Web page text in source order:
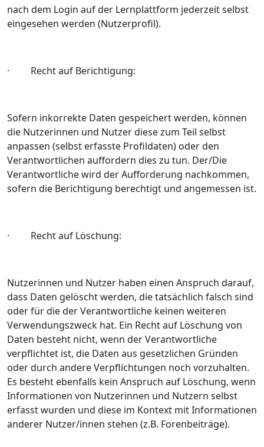
nach dem Login auf der Lernplattform jederzeit selbst
eingesehen werden (Nutzerprofil).
· Recht auf Berichtigung:
Sofern inkorrekte Daten gespeichert werden, können
die Nutzerinnen und Nutzer diese zum Teil selbst
anpassen (selbst erfasste Profildaten) oder den
Verantwortlichen auffordern dies zu tun. Der/Die
Verantwortliche wird der Aufforderung nachkommen,
sofern die Berichtigung berechtigt und angemessen ist.
· Recht auf Löschung:
Nutzerinnen und Nutzer haben einen Anspruch darauf,
dass Daten gelöscht werden, die tatsächlich falsch sind
oder für die der Verantwortliche keinen weiteren
Verwendungszweck hat. Ein Recht auf Löschung von
Daten besteht nicht, wenn der Verantwortliche
verpflichtet ist, die Daten aus gesetzlichen Gründen
oder durch andere Verpflichtungen noch vorzuhalten.
Es besteht ebenfalls kein Anspruch auf Löschung, wenn
Informationen von Nutzerinnen und Nutzern selbst
erfasst wurden und diese im Kontext mit Informationen
anderer Nutzer/innen stehen (z.B. Forenbeiträge).